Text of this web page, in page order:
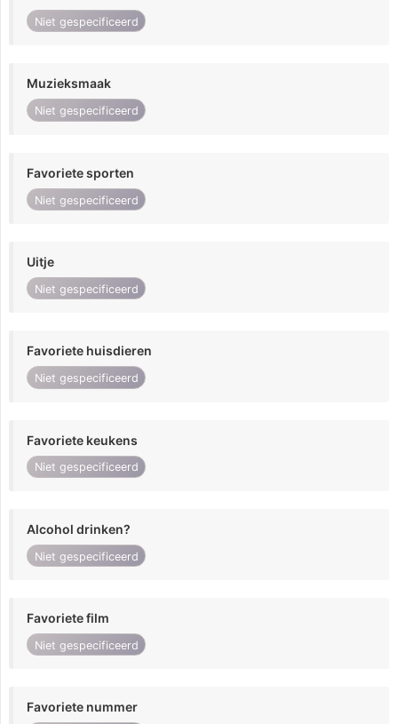
Niet gespecificeerd
Muzieksmaak
Niet gespecificeerd
Favoriete sporten
Niet gespecificeerd
Uitje
Niet gespecificeerd
Favoriete huisdieren
Niet gespecificeerd
Favoriete keukens
Niet gespecificeerd
Alcohol drinken?
Niet gespecificeerd
Favoriete film
Niet gespecificeerd
Favoriete nummer